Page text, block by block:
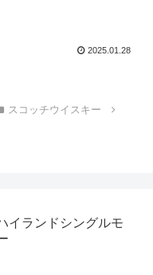
2025.01.28
スコッチウイスキー
ランドシングルモ